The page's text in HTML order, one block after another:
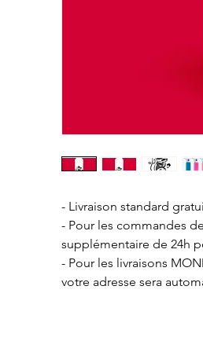
- Livraison standard
- Pour les commandes
supplémentaire de 24h
- Pour les livraisons
votre adresse sera